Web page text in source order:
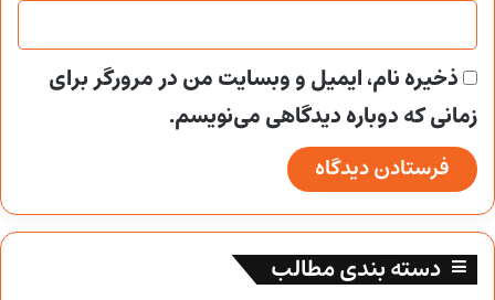
ذخیره نام، ایمیل و وبسایت من در مرورگر برای
زمانی که دوباره دیدگاهی می‌نویسم.
دسته بندی مطالب